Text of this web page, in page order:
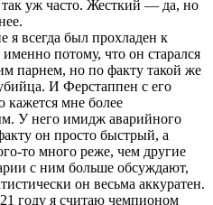
так уж часто. Жесткий — да, но
я всегда был прохладен к
потому, что он старался
парнем, но по факту такой же
И Ферстаппен с его
кажется мне более
У него имидж аварийного
он просто быстрый, а
то много реже, чем другие
с ним больше обсуждают,
он весьма аккуратен.
году я считаю чемпионом